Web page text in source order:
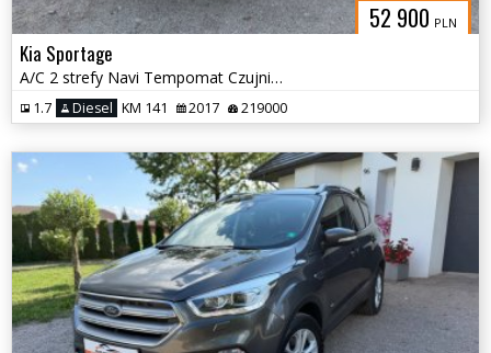
52 900 PLN
Kia Sportage
A/C 2 strefy Navi Tempomat Czujniki Kamera Alu 19
1.7 Diesel KM 141 2017 219000